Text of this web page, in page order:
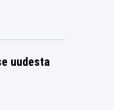
uudesta